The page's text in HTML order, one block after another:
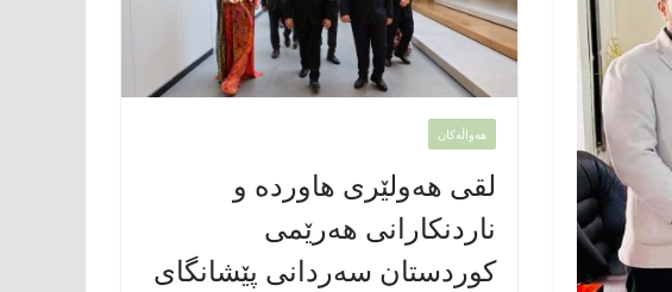
هەواڵەکان
لقی هەولێری هاوردە و
ناردنکارانی هەرێمی
کوردستان سەردانی پێشانگای